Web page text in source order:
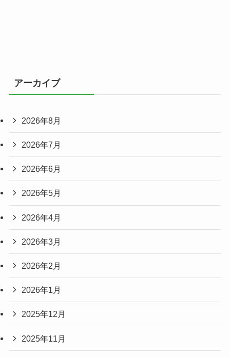
アーカイブ
2026年8月
2026年7月
2026年6月
2026年5月
2026年4月
2026年3月
2026年2月
2026年1月
2025年12月
2025年11月